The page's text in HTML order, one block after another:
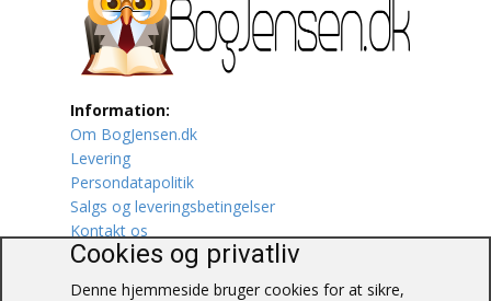
Lokalhistorie / Topografi
Lufttrafik / Fly
Lystfiskeri
Mad
Musik
Mytologi / Sagn / Sagaer
Information:
Om BogJensen.dk
Levering
Persondatapolitik
Salgs og leveringsbetingelser
Kontakt os
Cookies og privatliv
Denne hjemmeside bruger cookies for at sikre,